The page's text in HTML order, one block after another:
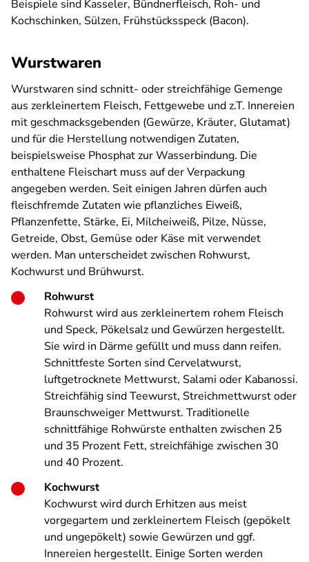
Beispiele sind Kasseler, Bündnerfleisch, Roh- und
Kochschinken, Sülzen, Frühstücksspeck (Bacon).
Wurstwaren
Wurstwaren sind schnitt- oder streichfähige Gemenge
aus zerkleinertem Fleisch, Fettgewebe und z.T. Innereien
mit geschmacksgebenden (Gewürze, Kräuter, Glutamat)
und für die Herstellung notwendigen Zutaten,
beispielsweise Phosphat zur Wasserbindung. Die
enthaltene Fleischart muss auf der Verpackung
angegeben werden. Seit einigen Jahren dürfen auch
fleischfremde Zutaten wie pflanzliches Eiweiß,
Pflanzenfette, Stärke, Ei, Milcheiweiß, Pilze, Nüsse,
Getreide, Obst, Gemüse oder Käse mit verwendet
werden. Man unterscheidet zwischen Rohwurst,
Kochwurst und Brühwurst.
Rohwurst
Rohwurst wird aus zerkleinertem rohem Fleisch
und Speck, Pökelsalz und Gewürzen hergestellt.
Sie wird in Därme gefüllt und muss dann reifen.
Schnittfeste Sorten sind Cervelatwurst,
luftgetrocknete Mettwurst, Salami oder Kabanossi.
Streichfähig sind Teewurst, Streichmettwurst oder
Braunschweiger Mettwurst. Traditionelle
schnittfähige Rohwürste enthalten zwischen 25
und 35 Prozent Fett, streichfähige zwischen 30
und 40 Prozent.
Kochwurst
Kochwurst wird durch Erhitzen aus meist
vorgegartem und zerkleinertem Fleisch (gepökelt
und ungepökelt) sowie Gewürzen und ggf.
Innereien hergestellt. Einige Sorten werden